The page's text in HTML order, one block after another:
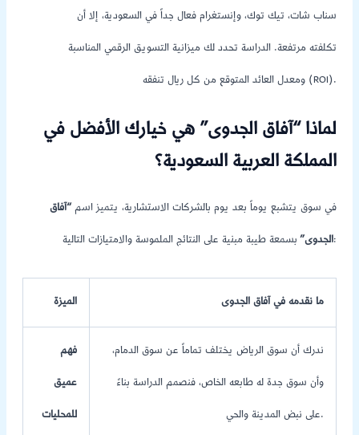
سناب شات، تيك توك، وإنستغرام فعال جداً في السعودية، إلا أن
تكلفته مرتفعة. الدراسة تحدد لك ميزانية التسويق الرقمي المناسبة
ومعدل العائد المتوقع من كل ريال تنفقه (ROI).
لماذا “آفاق الجدوى” هي خيارك الأفضل في
المملكة العربية السعودية؟
في سوق يتشبع يوماً بعد يوم بالشركات الاستشارية، يتميز اسم “آفاق
الجدوى”بسمعة طيبة مبنية على النتائج الملموسة والامتيازات التالية:
الميزة ما نقدمه في آفاق الجدوى
فهم
عميق
للمحليات
ندرك أن سوق الرياض يختلف تماماً عن سوق الدمام،
وأن سوق جدة له طابعه الخاص، فنصمم الدراسة بناءً
على نبض المدينة والحي.